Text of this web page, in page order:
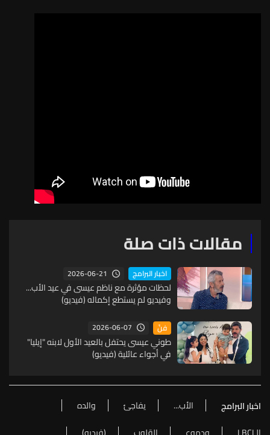
مقالات ذات صلة
اخبار البرامج 2026-06-21
لحظات مؤثرة مع ناظم عيسى في عيد الأب...
وفيديو لم يستطع إكماله (فيديو)
فنّ 2026-06-07
طوني عيسى يحتفل بالعيد الأول لابنه "إيليا"
في أجواء عائلية (فيديو)
اخبار البرامج الأب... يفاجئ
والده